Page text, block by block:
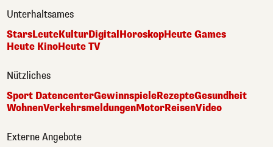
Unterhaltsames
StarsLeuteKulturDigital HoroskopHeute Games
Heute KinoHeute TV
Nützliches
Sport DatencenterGewinnspieleRezepteGesundheit
WohnenVerkehrsmeldungenMotorReisenVideo
Externe Angebote